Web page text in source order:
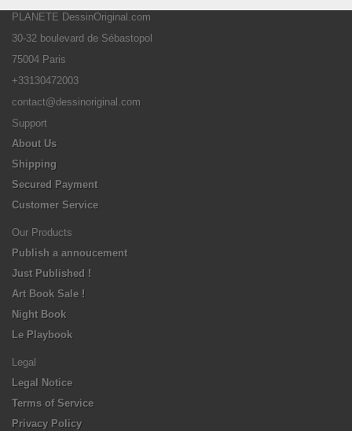
PLANETE DessinOriginal.com
30-32 boulevard de Sébastopol
75004 Paris
+33130472003
contact@dessinoriginal.com
Support
About Us
Shipping
Secured Payment
Customer Service
Our Products
Publish a annoucement
Just Published !
Art Book Sale !
Night Book
Le Playbook
Legal
Legal Notice
Terms of Service
Privacy Policy